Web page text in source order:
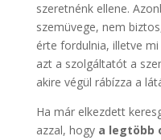
szeretnénk ellene.
szemüvege, nem
érte fordulnia, illetve
azt a szolgáltatót a
akire végül rábízza a
Ha már elkezdett
azzal, hogy a legtöbb